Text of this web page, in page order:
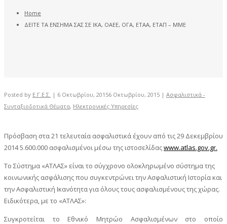
Home
ΔΕΙΤΕ ΤΑ ΕΝΣΗΜΑ ΣΑΣ ΣΕ ΙΚΑ, ΟΑΕΕ, ΟΓΑ, ΕΤΑΑ, ΕΤΑΠ – ΜΜΕ
Posted by Ε.Γ.Ε.Σ. | 6 Οκτωβρίου, 20156 Οκτωβρίου, 2015 | Ασφαλιστικά -
Συνταξιοδοτικά Θέματα, Ηλεκτρονικές Υπηρεσίες
Πρόσβαση στα 21 τελευταία ασφαλιστικά έχουν από τις 29 Δεκεμβρίου
2014 5.600.000 ασφαλισμένοι μέσω της ιστοσελίδαςwww.atlas.gov.gr.
Το Σύστημα «ΑΤΛΑΣ» είναι το σύγχρονο ολοκληρωμένο σύστημα της
κοινωνικής ασφάλισης που συγκεντρώνει την Ασφαλιστική Ιστορία και
την Ασφαλιστική Ικανότητα για όλους τους ασφαλισμένους της χώρας.
Ειδικότερα, με το «ΑΤΛΑΣ»:
Συγκροτείται το Εθνικό Μητρώο Ασφαλισμένων στο οποίο